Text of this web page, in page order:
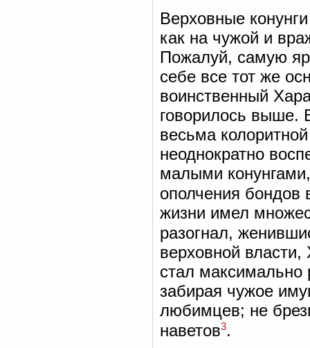
Верховные
как на чужой и
Пожалуй, самую
себе все тот же
воинственный
говорилось выше.
весьма
неоднократно
малыми
ополчения бондов
жизни имел
разогнал,
верховной власти,
стал максимально
забирая чужое
любимцев; не
наветов3.